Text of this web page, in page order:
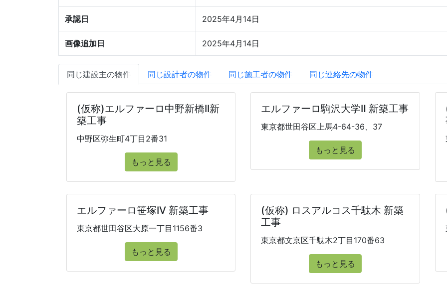
承認日 2025年4月14日
画像追加日 2025年4月14日
同じ建設主の物件 同じ設計者の物件 同じ施工者の物件 同じ連絡先の物件
(仮称)エルファーロ中野新橋II新
築工事
中野区弥生町4丁目2番31
もっと見る
エルファーロ駒沢大学Ⅱ 新築工事
東京都世田谷区上馬4-64-36、37
もっと見る
エルファーロ笹塚IV 新築工事
東京都世田谷区大原一丁目1156番3
もっと見る
(仮称) ロスアルコス千駄木 新築
工事
東京都文京区千駄木2丁目170番63
もっと見る